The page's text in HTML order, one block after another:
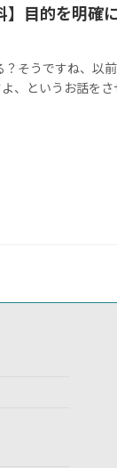
】目的を明確
？そうですね、
、というお話を